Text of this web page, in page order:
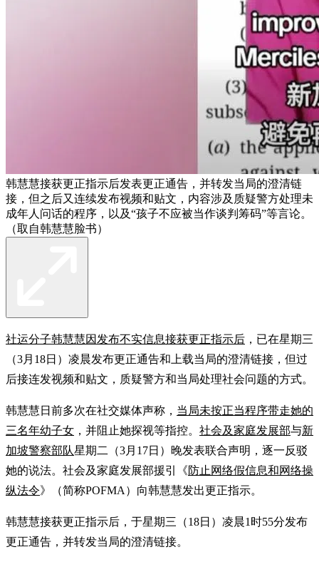
韩慧慧接获更正指示后发表更正通告，并转发当局的澄清链
接，但之后又连续发布视频和贴文，内容涉及质疑警方处理未
成年人问话的程序，以及“孩子不应被当作谈判筹码”等言论。
（取自韩慧慧脸书）
社运分子韩慧慧因发布不实信息接获更正指示后 ，已在星期三
（3月18日）凌晨发布更正通告和上载当局的澄清链接，但过
后接连发视频和贴文，质疑警方和当局处理社会问题的方式。
韩慧慧日前多次在社交媒体声称， 当局未按正当程序带走她的
三名年幼子女 ，并阻止她探视等指控。 社会及家庭发展部与新
加坡警察部队星期二（3月17日）晚发表联合声明，逐一反驳
她的说法。社会及家庭发展部援引《防止网络假信息和网络操
纵法令》（简称POFMA）向韩慧慧发出更正指示。
韩慧慧接获更正指示后，于星期三（18日）凌晨1时55分发布
更正通告，并转发当局的澄清链接。